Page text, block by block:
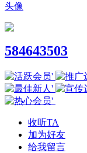
头像
584643503
收听TA
加为好友
给我留言